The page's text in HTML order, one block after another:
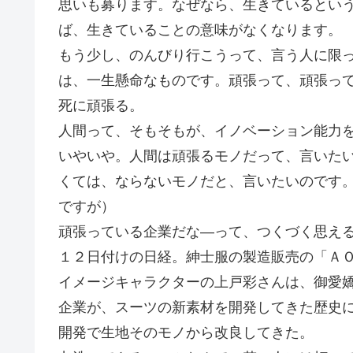
思いも募ります。なぜなら、生きているとい
ば、生きていることの意味がなくなります。
もう少し、のんびり行こうって、言う人に限
は、一生懸命なものです。頑張って、頑張っ
死に頑張る。
人間って、そもそもが、イノベーション能力
いやいや。人間は頑張るモノだって、言いた
くては、ならないモノだと、言いたいので
ですが）
頑張っている企業だな―って、つくづく思え
１２日付けの日経。紳士服の製造販売の「Ａ
イメージキャラクターの上戸彩さんは、御愛
企業が、スーツの新素材を開発してきた歴史
開発で生地そのモノから改良してきた。